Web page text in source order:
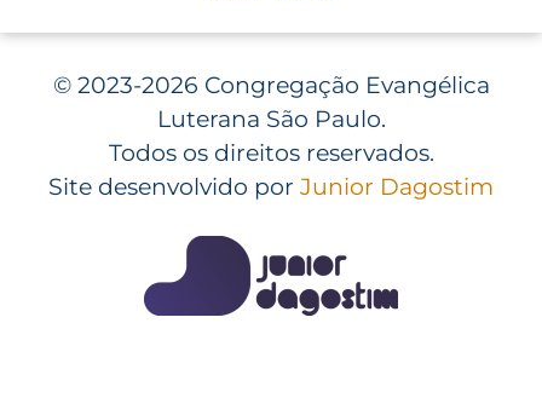
©2023-2026 Congregação Evangélica
Luterana São Paulo.
Todos os direitos reservados.
Site desenvolvido por Junior Dagostim